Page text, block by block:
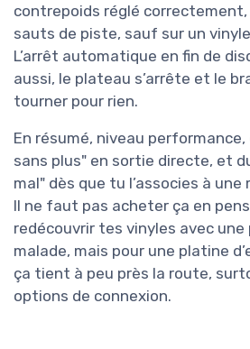
contrepoids réglé correctement,
sauts de piste, sauf sur un
L’arrêt automatique en fin de
aussi, le plateau s’arrête et le
tourner pour rien.
En résumé, niveau performance,
sans plus" en sortie directe, et
mal" dès que tu l’associes à
Il ne faut pas acheter ça en
redécouvrir tes vinyles avec une
malade, mais pour une platine
ça tient à peu près la route,
options de connexion.